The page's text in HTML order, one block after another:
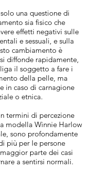
una questione di
sia fisico che
effetti negativi sulle
e sessuali, e sulla
cambiamento è
diffonde rapidamente,
il soggetto a fare i
della pelle, ma
in caso di carnagione
o etnica.
termini di percezione
modella Winnie Harlow
sono profondamente
più per le persone
parte dei casi
a sentirsi normali.